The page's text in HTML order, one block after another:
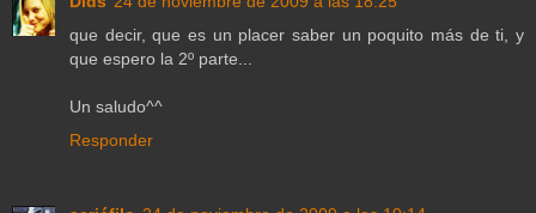
que decir, que es un placer saber un poquito más de ti, y
que espero la 2º parte...
Un saludo^^
Responder